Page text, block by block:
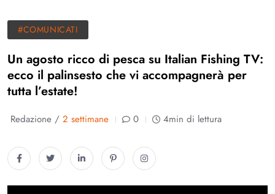
#COMUNICATI
Un agosto ricco di pesca su Italian Fishing TV:
ecco il palinsesto che vi accompagnerà per
tutta l’estate!
Redazione / 2 settimane 0 4min di lettura